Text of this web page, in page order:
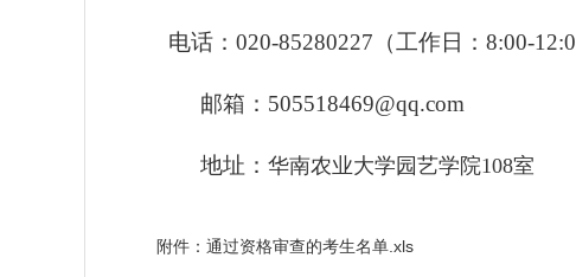
电话：020-85280227（工作日：8:00-
邮箱：505518469@qq.com
地址： 华南农业大学园艺学院108室
附件：通过资格审查的考生名单.xls